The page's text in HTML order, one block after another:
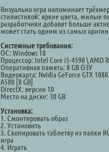
Визуально игра напоминает
стилистикой: яркие цвета, милые
разработчики добавят больше
может стать одним из самых
Системные требования:
ОС: Windows 10
Процессор: Intel Core i5-4590 \ AMD
Оперативная память: 8 GB ОЗУ
Видеокарта: Nvidia GeForce GTX
A580 [8 GB]
DirectX: версии 10
Место на диске: 30 GB
Установка:
1. Смонтировать образ
2. Установить
3. Скопировать таблетку из папки
игра
4. Играть